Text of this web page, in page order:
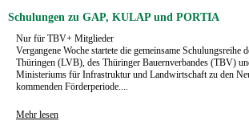
Schulungen zu GAP, KULAP und PORTIA
Nur für TBV+ Mitglieder
Vergangene Woche startete die gemeinsame Schulungsreihe
Thüringen (LVB), des Thüringer Bauernverbandes (TBV)
Ministeriums für Infrastruktur und Landwirtschaft zu den
kommenden Förderperiode....
Mehr lesen